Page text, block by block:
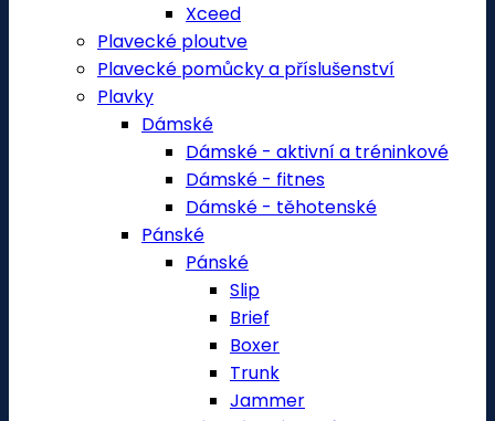
Xceed
Plavecké ploutve
Plavecké pomůcky a příslušenství
Plavky
Dámské
Dámské - aktivní a tréninkové
Dámské - fitnes
Dámské - těhotenské
Pánské
Pánské
Slip
Brief
Boxer
Trunk
Jammer